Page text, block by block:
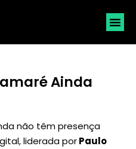
Ainda
não têm presença
liderada porPaulo